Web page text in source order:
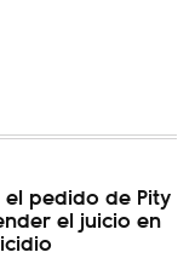
pedido de Pity
el juicio en